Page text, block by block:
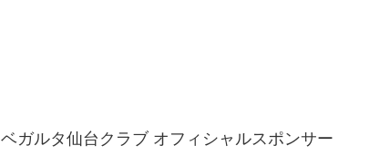
ベガルタ仙台クラブ オフィシャルスポンサー